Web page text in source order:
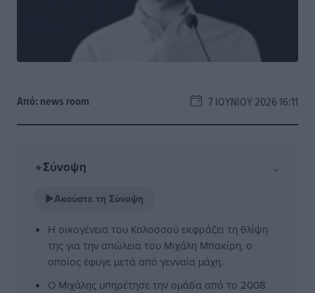
Από: news room 7 ΙΟΥΝΊΟΥ 2026 16:11
✦Σύνοψη ⌄
▶Ακούστε τη Σύνοψη
Η οικογένεια του Κολοσσού εκφράζει τη θλίψη
της για την απώλεια του Μιχάλη Μπακίρη, ο
οποίος έφυγε μετά από γενναία μάχη.
Ο Μιχάλης υπηρέτησε την ομάδα από το 2008